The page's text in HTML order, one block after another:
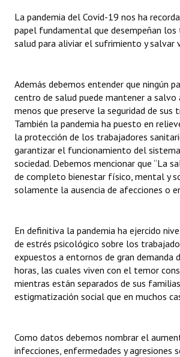
Periodistas Decanos - Registro
Ciudadano Ilustre - Registro
Huéspedes de Honor - Registro
Antiguos Pobladores - Registro
Reconocimientos - Registro
Bariloche, Municipio intercultural
REFORMA DE LA CARTA ORGÁNICA
La pandemia del Covid-19 nos ha
papel fundamental que desempeñan
salud para aliviar el sufrimiento y salvar
Además debemos entender que ningún
centro de salud puede mantener a salvo
menos que preserve la seguridad de sus
También la pandemia ha puesto en
la protección de los trabajadores
garantizar el funcionamiento del
sociedad. Debemos mencionar que “La
de completo bienestar físico, mental y
solamente la ausencia de afecciones o
En definitiva la pandemia ha ejercido
de estrés psicológico sobre los
expuestos a entornos de gran demanda
horas, las cuales viven con el temor
mientras están separados de sus
estigmatización social que en muchos
Como datos debemos nombrar el
infecciones, enfermedades y agresiones